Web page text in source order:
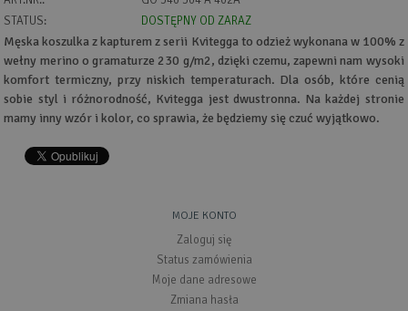
STATUS:
DOSTĘPNY OD ZARAZ
Męska koszulka z kapturem z serii Kvitegga to odzież wykonana w 100% z
wełny merino o gramaturze 230 g/m2, dzięki czemu, zapewni nam wysoki
komfort termiczny, przy niskich temperaturach. Dla osób, które cenią
sobie styl i różnorodność, Kvitegga jest dwustronna. Na każdej stronie
mamy inny wzór i kolor, co sprawia, że będziemy się czuć wyjątkowo.
MOJE KONTO
Zaloguj się
Status zamówienia
Moje dane adresowe
Zmiana hasła